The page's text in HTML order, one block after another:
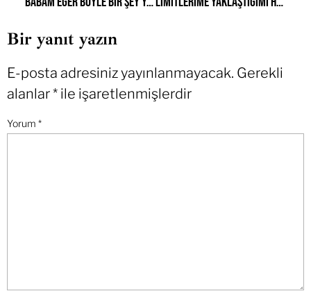
Bir yanıt yazın
E-posta adresiniz yayınlanmayacak. Gerekli
alanlar* ile işaretlenmişlerdir
Yorum *